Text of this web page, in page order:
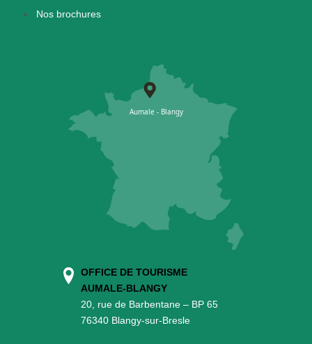
Nos brochures
OFFICE DE TOURISME
AUMALE-BLANGY
20, rue de Barbentane – BP 65
76340 Blangy-sur-Bresle